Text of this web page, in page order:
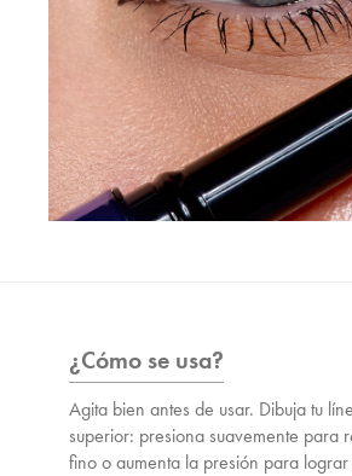
¿Cómo se usa?
Agita bien antes de usar. Dibuja tu
superior: presiona suavemente para
fino o aumenta la presión para